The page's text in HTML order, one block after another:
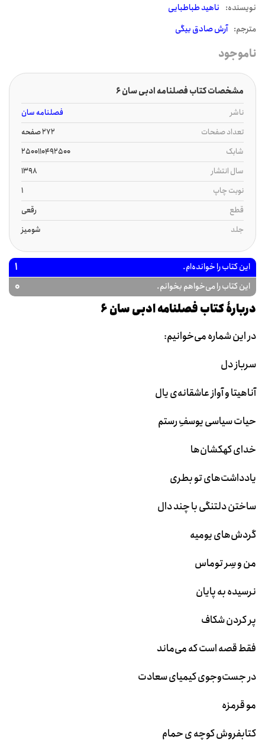
نويسنده: ناهید طباطبایی
مترجم: آرش صادق بیگی
ناموجود
مشخصات کتاب فصلنامه ادبی سان 6
ناشر
فصلنامه سان
تعداد صفحات
272 صفحه
شابک
2500110492500
سال انتشار
1398
نوبت چاپ
1
قطع
رقعی
جلد
شومیز
این کتاب را خوانده‌ام. 1
این کتاب را می‌خواهم بخوانم. 0
دربارۀ کتاب فصلنامه ادبی سان 6
در این شماره می‌خوانیم:
سرباز دل
آناهیتا و آواز عاشقانه‌ی یال
حیات سیاسی یوسفِ رستم
خدای کهکشان‌ها
یادداشت‌های تو بطری
ساختن دلتنگی با چند دال
گردش‌های یومیه
من و سِر توماس
نرسیده به پایان
پر کردن شکاف
فقط قصه است که می‌ماند
در جست‌وجوی کیمیای سعادت
مو قرمزه
کتابفروش کوچه ی حمام